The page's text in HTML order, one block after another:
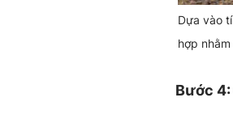
Dựa vào
hợp
Bước